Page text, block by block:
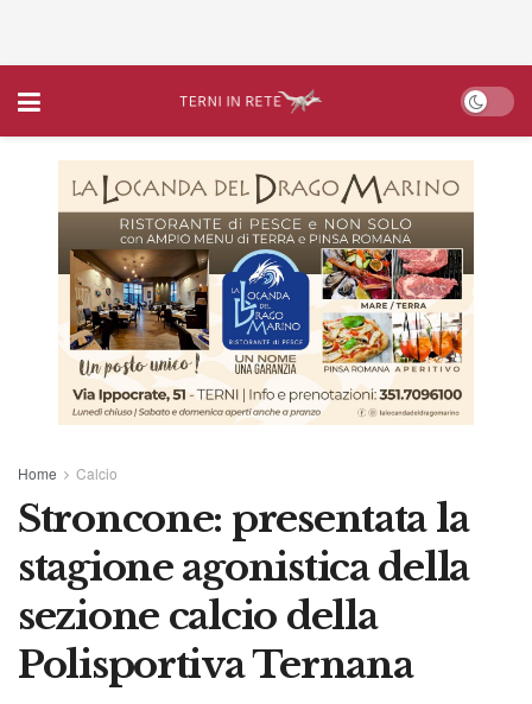
Home Calcio
Stroncone: presentata la
stagione agonistica della
sezione calcio della
Polisportiva Ternana